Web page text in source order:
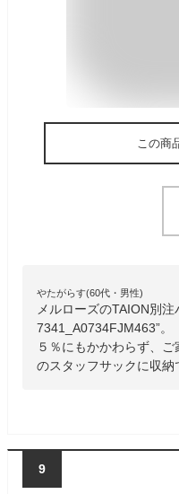
この商
やたがらす(60代・男性)
メルローズのTAION別
7341_A0734FJM463”
５％にもかかわらず、
のスタッフサックに収納
9